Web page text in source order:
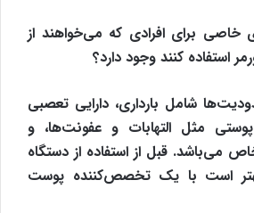
خاصی برای افرادی که می‌خواهند از
استفاده کنند وجود دارد؟
شامل بارداری، دارایی تعصبی
مثل التهابات و عفونت‌ها، و
می‌باشد. قبل از استفاده از دستگاه
بهتر است با یک تخصص‌کننده پوست